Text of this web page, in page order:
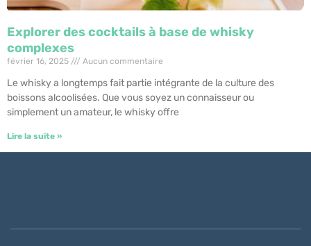
Explorer des cocktails à base de whisky
complexes
février 16, 2025 Aucun commentaire
Le whisky a longtemps fait partie intégrante de la culture des
boissons alcoolisées. Que vous soyez un connaisseur ou
simplement un amateur, le whisky offre
Lire la suite »